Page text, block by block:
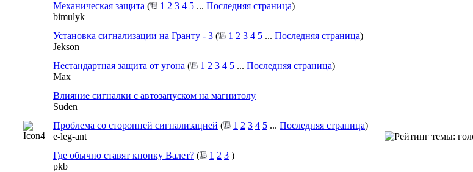
Механическая защита ( 1 2 3 4 5 ... Последняя страница)
bimulyk
Установка сигнализации на Гранту - 3 ( 1 2 3 4 5 ... Последняя страница)
Jekson
Нестандартная защита от угона ( 1 2 3 4 5 ... Последняя страница)
Max
Влияние сигналки с автозапуском на магнитолу
Suden
Проблема со сторонней сигнализацией ( 1 2 3 4 5 ... Последняя страница)
e-leg-ant
Где обычно ставят кнопку Валет? ( 1 2 3 )
pkb